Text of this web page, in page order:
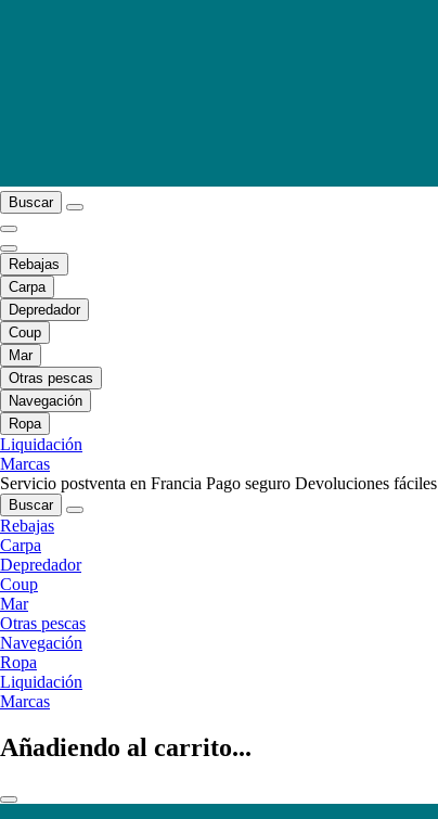
Buscar
Rebajas
Carpa
Depredador
Coup
Mar
Otras pescas
Navegación
Ropa
Liquidación
Marcas
Servicio postventa en Francia Pago seguro Devoluciones fáciles
Buscar
Rebajas
Carpa
Depredador
Coup
Mar
Otras pescas
Navegación
Ropa
Liquidación
Marcas
Añadiendo al carrito...